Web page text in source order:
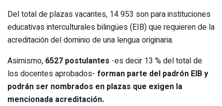
Del total de plazas vacantes, 14 953 son para instituciones
educativas interculturales bilingües (EIB) que requieren de la
acreditación del dominio de una lengua originaria.
Asimismo, 6527 postulantes -es decir 13 % del total de
los docentes aprobados- forman parte del padrón EIB y
podrán ser nombrados en plazas que exigen la
mencionada acreditación.